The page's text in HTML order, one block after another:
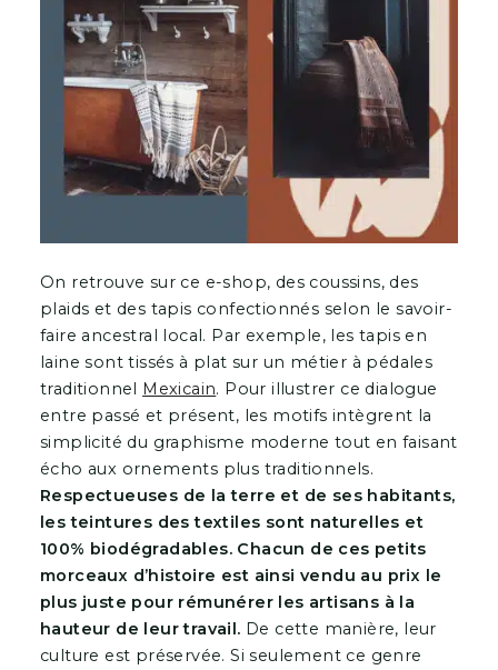
On retrouve sur ce e-shop, des coussins, des
plaids et des tapis confectionnés selon le savoir-
faire ancestral local. Par exemple, les tapis en
laine sont tissés à plat sur un métier à pédales
traditionnel Mexicain. Pour illustrer ce dialogue
entre passé et présent, les motifs intègrent la
simplicité du graphisme moderne tout en faisant
écho aux ornements plus traditionnels.
Respectueuses de la terre et de ses habitants,
les teintures des textiles sont naturelles et
100% biodégradables. Chacun de ces petits
morceaux d’histoire est ainsi vendu au prix le
plus juste pour rémunérer les artisans à la
hauteur de leur travail. De cette manière, leur
culture est préservée. Si seulement ce genre